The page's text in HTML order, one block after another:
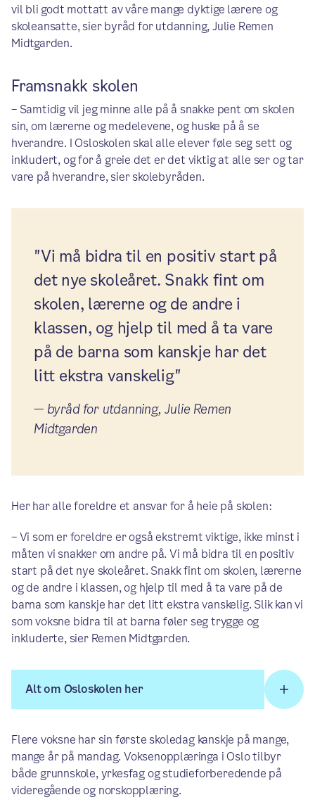
vil bli godt mottatt av våre mange dyktige lærere og
skoleansatte, sier byråd for utdanning, Julie Remen
Midtgarden.
Framsnakk skolen
– Samtidig vil jeg minne alle på å snakke pent om skolen
sin, om lærerne og medelevene, og huske på å se
hverandre. I Osloskolen skal alle elever føle seg sett og
inkludert, og for å greie det er det viktig at alle ser og tar
vare på hverandre, sier skolebyråden.
"Vi må bidra til en positiv start på
det nye skoleåret. Snakk fint om
skolen, lærerne og de andre i
klassen, og hjelp til med å ta vare
på de barna som kanskje har det
litt ekstra vanskelig"
— byråd for utdanning, Julie Remen
Midtgarden
Her har alle foreldre et ansvar for å heie på skolen:
– Vi som er foreldre er også ekstremt viktige, ikke minst i
måten vi snakker om andre på. Vi må bidra til en positiv
start på det nye skoleåret. Snakk fint om skolen, lærerne
og de andre i klassen, og hjelp til med å ta vare på de
barna som kanskje har det litt ekstra vanskelig. Slik kan vi
som voksne bidra til at barna føler seg trygge og
inkluderte, sier Remen Midtgarden.
Alt om Osloskolen her
Flere voksne har sin første skoledag kanskje på mange,
mange år på mandag. Voksenopplæringa i Oslo tilbyr
både grunnskole, yrkesfag og studieforberedende på
videregående og norskopplæring.